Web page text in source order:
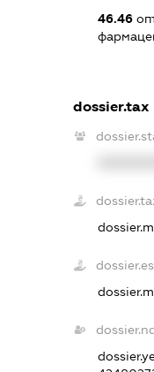
46.46
dossier.tax